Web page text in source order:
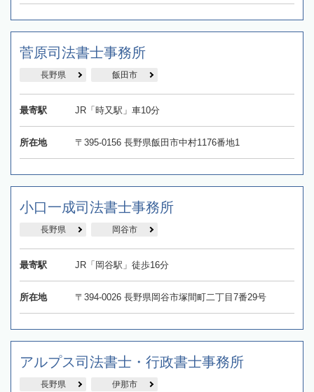
菅原司法書士事務所
長野県 飯田市
最寄駅 JR「時又駅」車10分
所在地 〒395-0156 長野県飯田市中村1176番地1
小口一成司法書士事務所
長野県 岡谷市
最寄駅 JR「岡谷駅」徒歩16分
所在地 〒394-0026 長野県岡谷市塚間町二丁目7番29号
アルプス司法書士・行政書士事務所
長野県 伊那市